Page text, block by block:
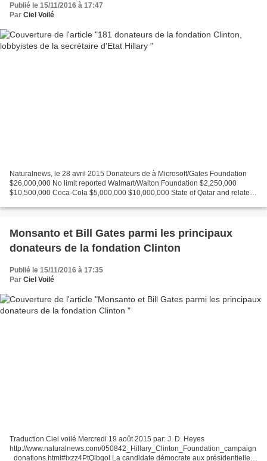
Publié le 15/11/2016 à 17:47
Par Ciel Voilé
Naturalnews, le 28 avril 2015 Donateurs de à Microsoft/Gates Foundation
$26,000,000 No limit reported Walmart/Walton Foundation $2,250,000
$10,500,000 Coca-Cola $5,000,000 $10,000,000 State of Qatar and related
Monsanto et Bill Gates parmi les principaux
donateurs de la fondation Clinton
Publié le 15/11/2016 à 17:35
Par Ciel Voilé
Traduction Ciel voilé Mercredi 19 août 2015 par: J. D. Heyes
http://www.naturalnews.com/050842_Hillary_Clinton_Foundation_campaign
_donations.html#ixzz4PtQlbgol La candidate démocrate aux présidentielles,